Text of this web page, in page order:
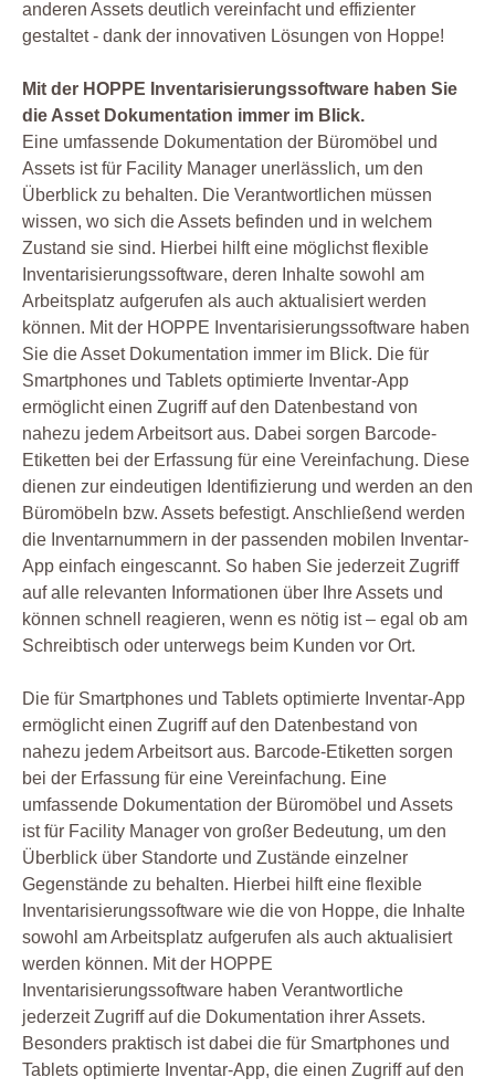
anderen Assets deutlich vereinfacht und effizienter
gestaltet - dank der innovativen Lösungen von Hoppe!
Mit der HOPPE Inventarisierungssoftware haben Sie
die Asset Dokumentation immer im Blick.
Eine umfassende Dokumentation der Büromöbel und
Assets ist für Facility Manager unerlässlich, um den
Überblick zu behalten. Die Verantwortlichen müssen
wissen, wo sich die Assets befinden und in welchem
Zustand sie sind. Hierbei hilft eine möglichst flexible
Inventarisierungssoftware, deren Inhalte sowohl am
Arbeitsplatz aufgerufen als auch aktualisiert werden
können. Mit der HOPPE Inventarisierungssoftware haben
Sie die Asset Dokumentation immer im Blick. Die für
Smartphones und Tablets optimierte Inventar-App
ermöglicht einen Zugriff auf den Datenbestand von
nahezu jedem Arbeitsort aus. Dabei sorgen Barcode-
Etiketten bei der Erfassung für eine Vereinfachung. Diese
dienen zur eindeutigen Identifizierung und werden an den
Büromöbeln bzw. Assets befestigt. Anschließend werden
die Inventarnummern in der passenden mobilen Inventar-
App einfach eingescannt. So haben Sie jederzeit Zugriff
auf alle relevanten Informationen über Ihre Assets und
können schnell reagieren, wenn es nötig ist – egal ob am
Schreibtisch oder unterwegs beim Kunden vor Ort.
Die für Smartphones und Tablets optimierte Inventar-App
ermöglicht einen Zugriff auf den Datenbestand von
nahezu jedem Arbeitsort aus. Barcode-Etiketten sorgen
bei der Erfassung für eine Vereinfachung. Eine
umfassende Dokumentation der Büromöbel und Assets
ist für Facility Manager von großer Bedeutung, um den
Überblick über Standorte und Zustände einzelner
Gegenstände zu behalten. Hierbei hilft eine flexible
Inventarisierungssoftware wie die von Hoppe, die Inhalte
sowohl am Arbeitsplatz aufgerufen als auch aktualisiert
werden können. Mit der HOPPE
Inventarisierungssoftware haben Verantwortliche
jederzeit Zugriff auf die Dokumentation ihrer Assets.
Besonders praktisch ist dabei die für Smartphones und
Tablets optimierte Inventar-App, die einen Zugriff auf den